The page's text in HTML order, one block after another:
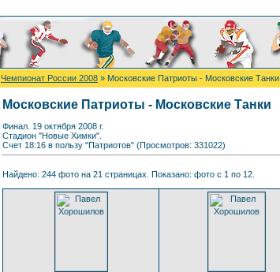
Чемпионат России 2008 » Московские Патриоты - Московские Танки
Московские Патриоты - Московские Танки
Финал. 19 октября 2008 г.
Стадион "Новые Химки".
Счет 18:16 в пользу "Патриотов" (Просмотров: 331022)
Найдено: 244 фото на 21 страницах. Показано: фото с 1 по 12.